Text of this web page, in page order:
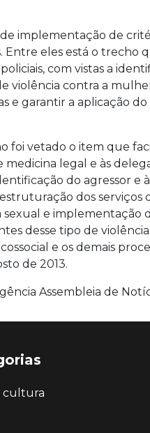
implementação de
Entre eles está o trecho
com vistas a
violência contra a
e garantir a aplicação do
foi vetado o item que
medicina legal e às
do agressor e
dos
sexual e implementação
desse tipo de
e os demais
de 2013.
Assembleia de
cultura